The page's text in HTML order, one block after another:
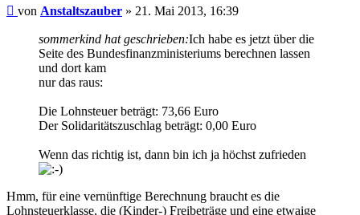
Beitrag
von Anstaltszauber » 21. Mai 2013, 16:39
sommerkind hat geschrieben:Ich habe es jetzt über die
Seite des Bundesfinanzministeriums berechnen lassen
und dort kam
nur das raus:
Die Lohnsteuer beträgt: 73,66 Euro
Der Solidaritätszuschlag beträgt: 0,00 Euro
Wenn das richtig ist, dann bin ich ja höchst zufrieden
Hmm, für eine vernünftige Berechnung braucht es die
Lohnsteuerklasse, die (Kinder-) Freibeträge und eine etwaige